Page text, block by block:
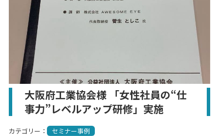
大阪府工業協会様 「女性社員の“仕
事力”レベルアップ研修」実施
カテゴリー： セミナー事例